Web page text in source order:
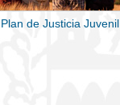
de Justicia Juvenil